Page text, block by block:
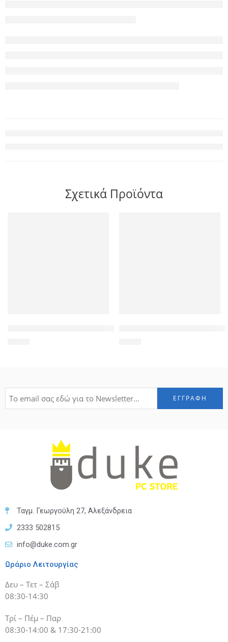
Σχετικά Προϊόντα
Ταγμ. Γεωργούλη 27, Αλεξάνδρεια
2333 502815
info@duke.com.gr
Ωράριο Λειτουργίας
Δευ – Τετ – Σάβ
08:30-14:30
Τρί – Πέμ – Παρ
08:30-14:00 & 17:30-21:00